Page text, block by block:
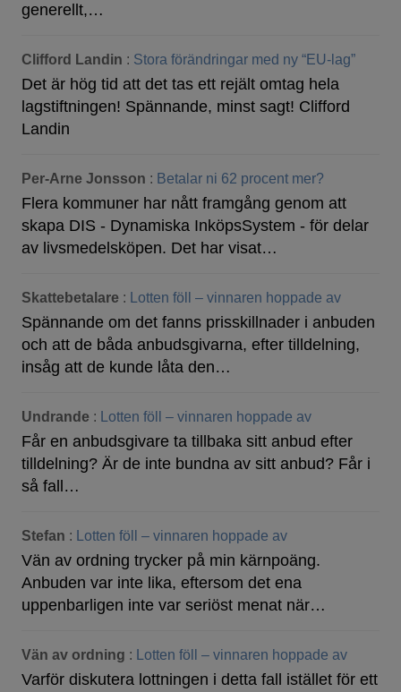
generellt,…
Clifford Landin : Stora förändringar med ny “EU-lag”
Det är hög tid att det tas ett rejält omtag hela
lagstiftningen! Spännande, minst sagt! Clifford
Landin
Per-Arne Jonsson : Betalar ni 62 procent mer?
Flera kommuner har nått framgång genom att
skapa DIS - Dynamiska InköpsSystem - för delar
av livsmedelsköpen. Det har visat…
Skattebetalare : Lotten föll – vinnaren hoppade av
Spännande om det fanns prisskillnader i anbuden
och att de båda anbudsgivarna, efter tilldelning,
insåg att de kunde låta den…
Undrande : Lotten föll – vinnaren hoppade av
Får en anbudsgivare ta tillbaka sitt anbud efter
tilldelning? Är de inte bundna av sitt anbud? Får i
så fall…
Stefan : Lotten föll – vinnaren hoppade av
Vän av ordning trycker på min kärnpoäng.
Anbuden var inte lika, eftersom det ena
uppenbarligen inte var seriöst menat när…
Vän av ordning : Lotten föll – vinnaren hoppade av
Varför diskutera lottningen i detta fall istället för ett